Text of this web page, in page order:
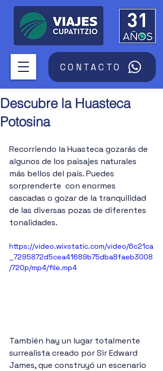
CONTACTO
Descubre la Huasteca
Potosina
Recorriendo la Huasteca gozarás de
algunos de los paisajes naturales
más bellos del país. Puedes
sorprenderte  con enormes
cascadas o gozar de la tranquilidad
de las diversas pozas de diferentes
tonalidades.
https://video.wixstatic.com/video/6c21ca
_7295872d5cea41689b75dba8faeb3008
/720p/mp4/file.mp4
También hay un lugar totalmente
surrealista creado por Sir Edward
James, que construyó un escenario